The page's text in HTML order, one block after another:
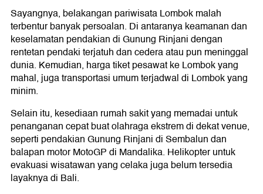
Sayangnya, belakangan pariwisata Lombok malah
terbentur banyak persoalan. Di antaranya keamanan dan
keselamatan pendakian di Gunung Rinjani dengan
rentetan pendaki terjatuh dan cedera atau pun meninggal
dunia. Kemudian, harga tiket pesawat ke Lombok yang
mahal, juga transportasi umum terjadwal di Lombok yang
minim.
Selain itu, kesediaan rumah sakit yang memadai untuk
penanganan cepat buat olahraga ekstrem di dekat venue,
seperti pendakian Gunung Rinjani di Sembalun dan
balapan motor MotoGP di Mandalika. Helikopter untuk
evakuasi wisatawan yang celaka juga belum tersedia
layaknya di Bali.